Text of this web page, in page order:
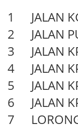
1
JALAN
2
JALAN
3
JALAN
4
JALAN
5
JALAN
6
JALAN
7